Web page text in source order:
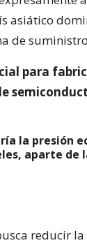
asiático
de
para
la presión
aparte de
reducir